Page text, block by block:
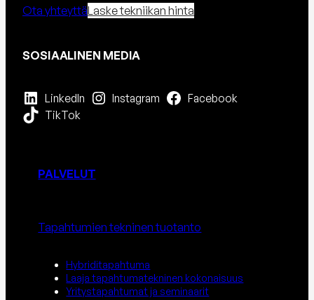
Ota yhteyttäLaske tekniikan hinta
SOSIAALINEN MEDIA
LinkedIn Instagram
Facebook
TikTok
PALVELUT
Tapahtumien tekninen tuotanto
Hybriditapahtuma
Laaja tapahtumatekninen kokonaisuus
Yritystapahtumat ja seminaarit